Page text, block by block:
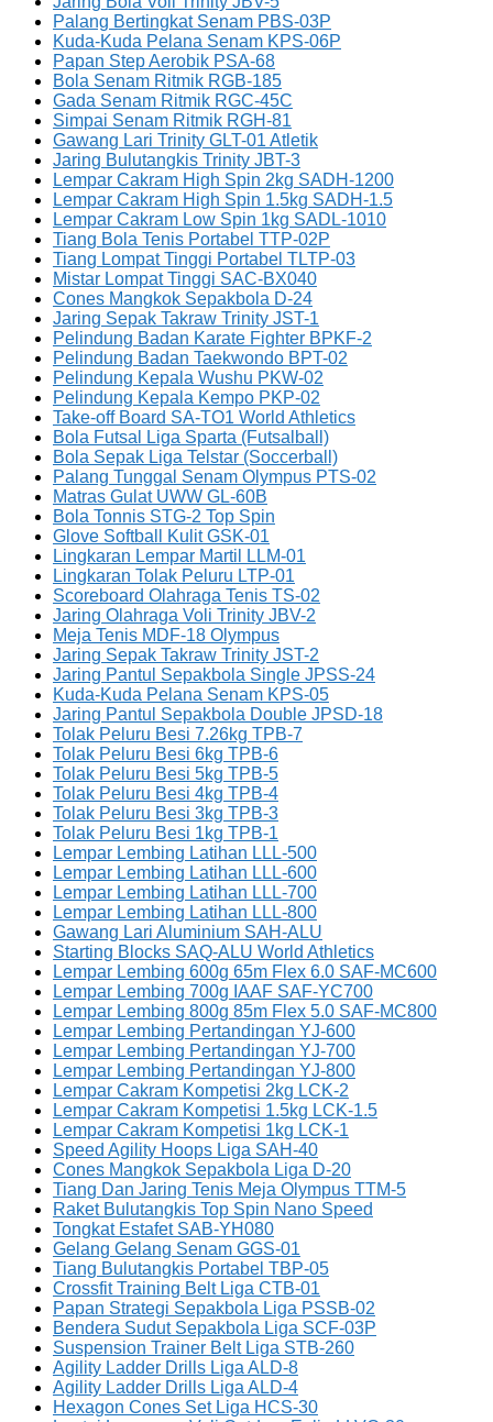
Palang Bertingkat Senam PBS-03P
Kuda-Kuda Pelana Senam KPS-06P
Papan Step Aerobik PSA-68
Bola Senam Ritmik RGB-185
Gada Senam Ritmik RGC-45C
Simpai Senam Ritmik RGH-81
Gawang Lari Trinity GLT-01 Atletik
Jaring Bulutangkis Trinity JBT-3
Lempar Cakram High Spin 2kg SADH-1200
Lempar Cakram High Spin 1.5kg SADH-1.5
Lempar Cakram Low Spin 1kg SADL-1010
Tiang Bola Tenis Portabel TTP-02P
Tiang Lompat Tinggi Portabel TLTP-03
Mistar Lompat Tinggi SAC-BX040
Cones Mangkok Sepakbola D-24
Jaring Sepak Takraw Trinity JST-1
Pelindung Badan Karate Fighter BPKF-2
Pelindung Badan Taekwondo BPT-02
Pelindung Kepala Wushu PKW-02
Pelindung Kepala Kempo PKP-02
Take-off Board SA-TO1 World Athletics
Bola Futsal Liga Sparta (Futsalball)
Bola Sepak Liga Telstar (Soccerball)
Palang Tunggal Senam Olympus PTS-02
Matras Gulat UWW GL-60B
Bola Tonnis STG-2 Top Spin
Glove Softball Kulit GSK-01
Lingkaran Lempar Martil LLM-01
Lingkaran Tolak Peluru LTP-01
Scoreboard Olahraga Tenis TS-02
Jaring Olahraga Voli Trinity JBV-2
Meja Tenis MDF-18 Olympus
Jaring Sepak Takraw Trinity JST-2
Jaring Pantul Sepakbola Single JPSS-24
Kuda-Kuda Pelana Senam KPS-05
Jaring Pantul Sepakbola Double JPSD-18
Tolak Peluru Besi 7.26kg TPB-7
Tolak Peluru Besi 6kg TPB-6
Tolak Peluru Besi 5kg TPB-5
Tolak Peluru Besi 4kg TPB-4
Tolak Peluru Besi 3kg TPB-3
Tolak Peluru Besi 1kg TPB-1
Lempar Lembing Latihan LLL-500
Lempar Lembing Latihan LLL-600
Lempar Lembing Latihan LLL-700
Lempar Lembing Latihan LLL-800
Gawang Lari Aluminium SAH-ALU
Starting Blocks SAQ-ALU World Athletics
Lempar Lembing 600g 65m Flex 6.0 SAF-MC600
Lempar Lembing 700g IAAF SAF-YC700
Lempar Lembing 800g 85m Flex 5.0 SAF-MC800
Lempar Lembing Pertandingan YJ-600
Lempar Lembing Pertandingan YJ-700
Lempar Lembing Pertandingan YJ-800
Lempar Cakram Kompetisi 2kg LCK-2
Lempar Cakram Kompetisi 1.5kg LCK-1.5
Lempar Cakram Kompetisi 1kg LCK-1
Speed Agility Hoops Liga SAH-40
Cones Mangkok Sepakbola Liga D-20
Tiang Dan Jaring Tenis Meja Olympus TTM-5
Raket Bulutangkis Top Spin Nano Speed
Tongkat Estafet SAB-YH080
Gelang Gelang Senam GGS-01
Tiang Bulutangkis Portabel TBP-05
Crossfit Training Belt Liga CTB-01
Papan Strategi Sepakbola Liga PSSB-02
Bendera Sudut Sepakbola Liga SCF-03P
Suspension Trainer Belt Liga STB-260
Agility Ladder Drills Liga ALD-8
Agility Ladder Drills Liga ALD-4
Hexagon Cones Set Liga HCS-30